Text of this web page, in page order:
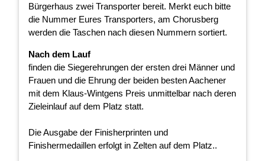
Bürgerhaus zwei Transporter bereit. Merkt euch bitte
die Nummer Eures Transporters, am Chorusberg
werden die Taschen nach diesen Nummern sortiert.
Nach dem Lauf
finden die Siegerehrungen der ersten drei Männer und
Frauen und die Ehrung der beiden besten Aachener
mit dem Klaus-Wintgens Preis unmittelbar nach deren
Zieleinlauf auf dem Platz statt.
Die Ausgabe der Finisherprinten und
Finishermedaillen erfolgt in Zelten auf dem Platz..